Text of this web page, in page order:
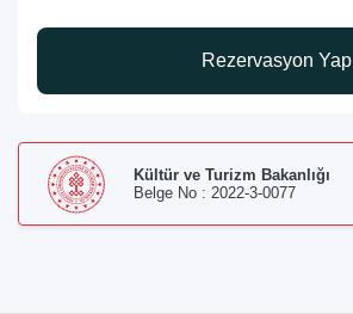
Rezervasyon Yap
Kültür ve Turizm Bakanlığı
Belge No : 2022-3-0077